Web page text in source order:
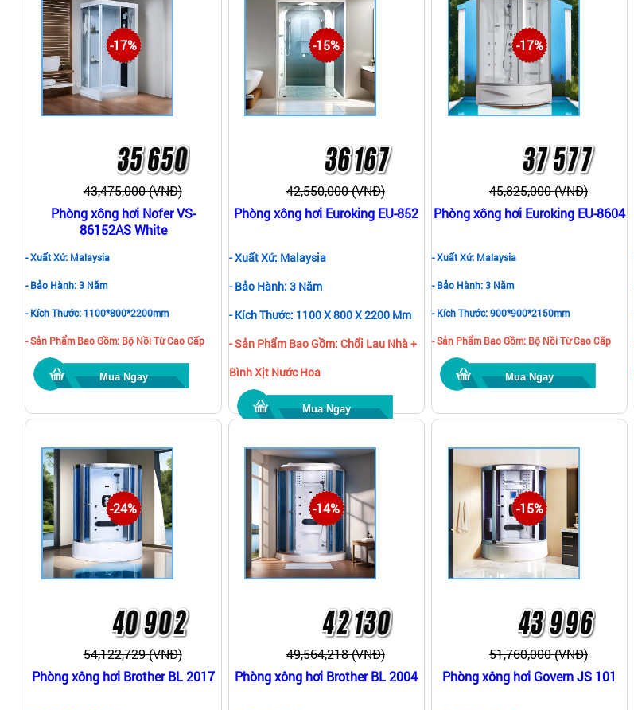
-17%
43,475,000 (VNĐ)
Phòng xông hơi Nofer VS-
86152AS White
- Xuất Xứ: Malaysia
- Bảo Hành: 3 Năm
- Kích Thước: 1100*800*2200mm
- Sản Phẩm Bao Gồm: Bộ Nồi Từ Cao Cấp
Mua Ngay
-15%
42,550,000 (VNĐ)
Phòng xông hơi Euroking EU-852
- Xuất Xứ: Malaysia
- Bảo Hành: 3 Năm
- Kích Thước: 1100 X 800 X 2200 Mm
- Sản Phẩm Bao Gồm: Chổi Lau Nhà +
Bình Xịt Nước Hoa
Mua Ngay
-17%
45,825,000 (VNĐ)
Phòng xông hơi Euroking EU-8604
- Xuất Xứ: Malaysia
- Bảo Hành: 3 Năm
- Kích Thước: 900*900*2150mm
- Sản Phẩm Bao Gồm: Bộ Nồi Từ Cao Cấp
Mua Ngay
-24%
54,122,729 (VNĐ)
Phòng xông hơi Brother BL 2017
-14%
49,564,218 (VNĐ)
Phòng xông hơi Brother BL 2004
-15%
51,760,000 (VNĐ)
Phòng xông hơi Govern JS 101